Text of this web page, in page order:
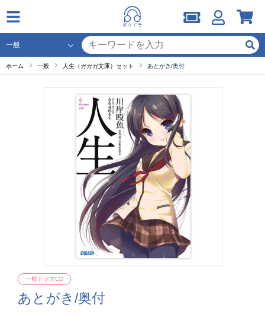
ホーム 一般 人生（ガガガ文庫）セット あとがき/奥付
あとがき/奥付
一般ドラマCD